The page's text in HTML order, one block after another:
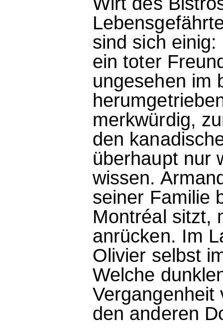
sind sich
ein toter
ungesehen im
merkwürdig,
den
überhaupt nur
wissen.
seiner Familie
Montréal sitzt,
anrücken. Im
Olivier selbst
Welche
Vergangenheit
den anderen